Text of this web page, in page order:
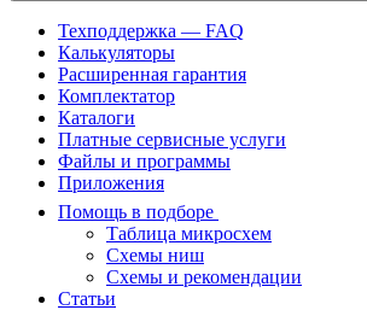
Техподдержка — FAQ
Калькуляторы
Расширенная гарантия
Комплектатор
Каталоги
Платные сервисные услуги
Файлы и программы
Приложения
Помощь в подборе
Таблица микросхем
Схемы ниш
Схемы и рекомендации
Статьи